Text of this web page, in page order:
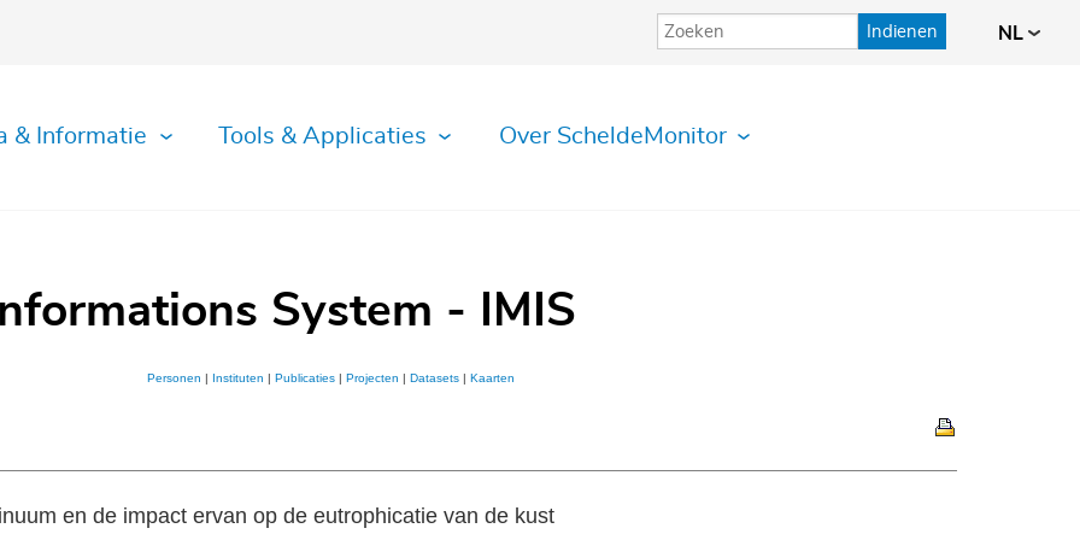
Indienen NL
& Informatie Tools & Applicaties Over ScheldeMonitor
System - IMIS
Personen Instituten Publicaties| Projecten Datasets| Kaarten
en de impact ervan op de eutrophicatie van de kust